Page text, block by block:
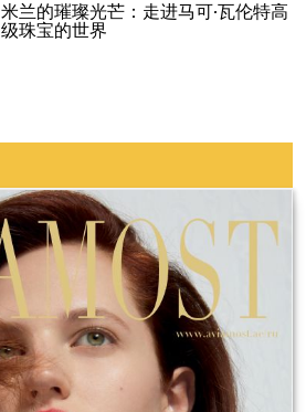
米兰的璀璨光芒：走进马可·瓦伦特高
级珠宝的世界